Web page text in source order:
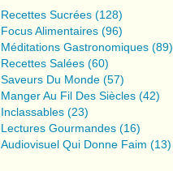
Recettes Sucrées (128)
Focus Alimentaires (96)
Méditations Gastronomiques (89)
Recettes Salées (60)
Saveurs Du Monde (57)
Manger Au Fil Des Siècles (42)
Inclassables (23)
Lectures Gourmandes (16)
Audiovisuel Qui Donne Faim (13)